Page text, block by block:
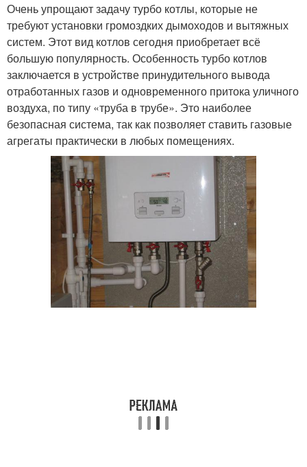
Очень упрощают задачу турбо котлы, которые не
требуют установки громоздких дымоходов и вытяжных
систем. Этот вид котлов сегодня приобретает всё
большую популярность. Особенность турбо котлов
заключается в устройстве принудительного вывода
отработанных газов и одновременного притока уличного
воздуха, по типу «труба в трубе». Это наиболее
безопасная система, так как позволяет ставить газовые
агрегаты практически в любых помещениях.